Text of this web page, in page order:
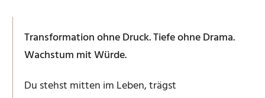
Transformation ohne Druck. Tiefe ohne Drama.
Wachstum mit Würde.
Du stehst mitten im Leben, trägst